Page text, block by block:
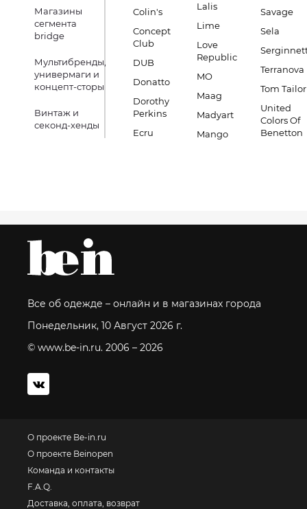
Магазины
сегмента
bridge
Мультибренды,
универмаги и
концепт-сторы
Винтаж и
секонд-хенды
Colin's
Concept
Club
DUB
Donatto
Dorothy
Perkins
Ecru
Lalis
Lime
Love
Republic
MO
Maag
Madyart
Mango
Savage
Sela
Terranova
Tom Tailor
United
Colors Of
Benetton
Все об одежде – онлайн и в магазинах города
Понедельник, 10 Август 2026 г.
© www.be-in.ru. 2006 – 2026
О проекте Be-in.ru
О проекте Beinopen
Команда и контакты
F.A.Q.
Доставка, оплата, возврат